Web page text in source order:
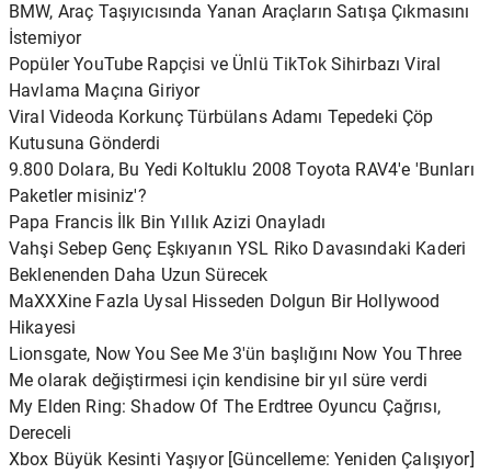
BMW, Araç Taşıyıcısında Yanan Araçların Satışa Çıkmasını
İstemiyor
Popüler YouTube Rapçisi ve Ünlü TikTok Sihirbazı Viral
Havlama Maçına Giriyor
Viral Videoda Korkunç Türbülans Adamı Tepedeki Çöp
Kutusuna Gönderdi
9.800 Dolara, Bu Yedi Koltuklu 2008 Toyota RAV4'e 'Bunları
Paketler misiniz'?
Papa Francis İlk Bin Yıllık Azizi Onayladı
Vahşi Sebep Genç Eşkıyanın YSL Riko Davasındaki Kaderi
Beklenenden Daha Uzun Sürecek
MaXXXine Fazla Uysal Hisseden Dolgun Bir Hollywood
Hikayesi
Lionsgate, Now You See Me 3'ün başlığını Now You Three
Me olarak değiştirmesi için kendisine bir yıl süre verdi
My Elden Ring: Shadow Of The Erdtree Oyuncu Çağrısı,
Dereceli
Xbox Büyük Kesinti Yaşıyor [Güncelleme: Yeniden Çalışıyor]